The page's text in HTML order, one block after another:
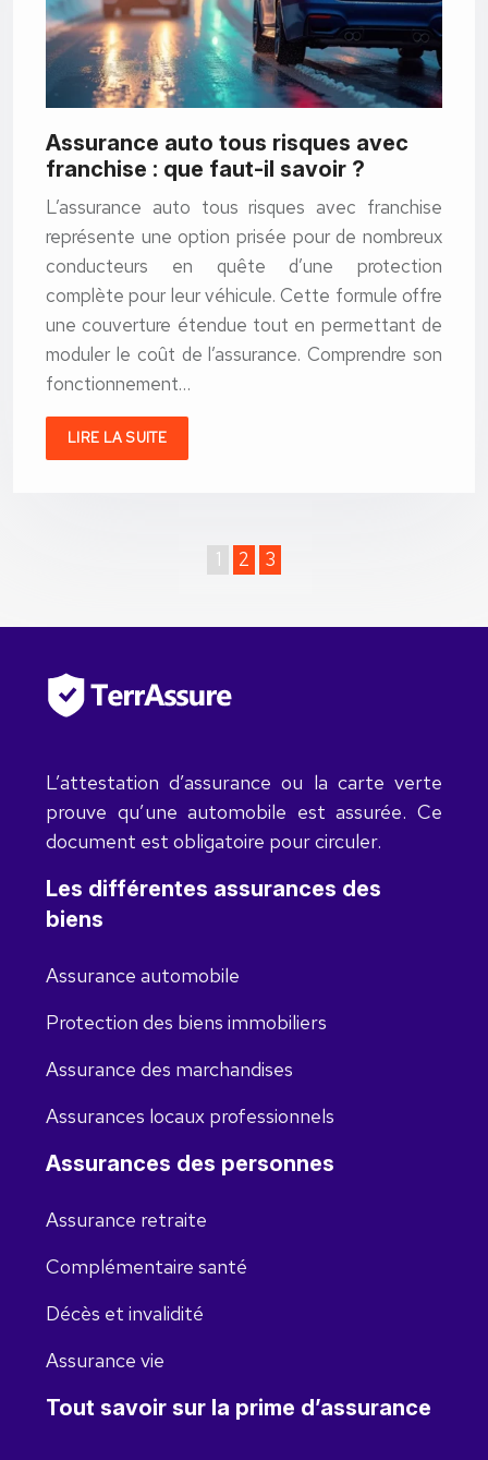
Assurance auto tous risques avec
franchise : que faut-il savoir ?
L’assurance auto tous risques avec franchise
représente une option prisée pour de nombreux
conducteurs en quête d’une protection
complète pour leur véhicule. Cette formule offre
une couverture étendue tout en permettant de
moduler le coût de l’assurance. Comprendre son
fonctionnement…
LIRE LA SUITE
1 2 3
L’attestation d’assurance ou la carte verte
prouve qu’une automobile est assurée. Ce
document est obligatoire pour circuler.
Les différentes assurances des
biens
Assurance automobile
Protection des biens immobiliers
Assurance des marchandises
Assurances locaux professionnels
Assurances des personnes
Assurance retraite
Complémentaire santé
Décès et invalidité
Assurance vie
Tout savoir sur la prime d’assurance